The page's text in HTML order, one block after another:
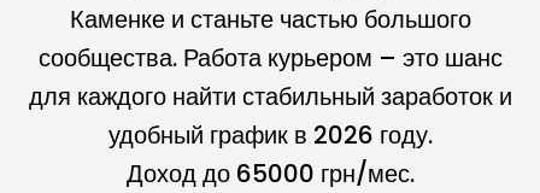
Каменке и станьте частью большого
сообщества. Работа курьером – это шанс
для каждого найти стабильный заработок и
удобный график в 2026 году.
Доход до 65000 грн/мес.